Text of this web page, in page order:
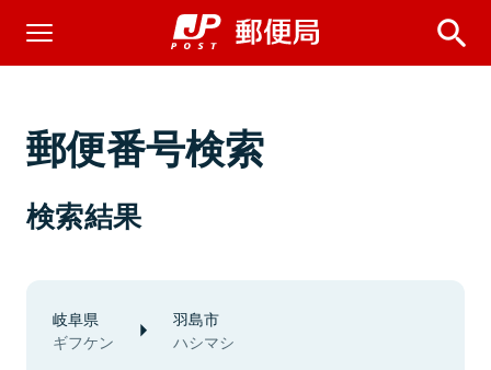
郵便番号検索
検索結果
岐阜県
ギフケン
羽島市
ハシマシ